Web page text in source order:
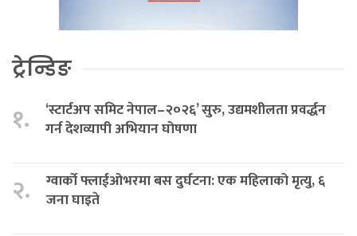
ट्रेन्डिङ
१.
‘स्टार्टअप समिट नेपाल–२०२६’ सुरु, उद्यमशीलता प्रवर्द्धन
गर्न देशव्यापी अभियान घोषणा
२.
ग्वार्को फ्लाईओभरमा बस दुर्घटना: एक महिलाको मृत्यु, ६
जना घाइते